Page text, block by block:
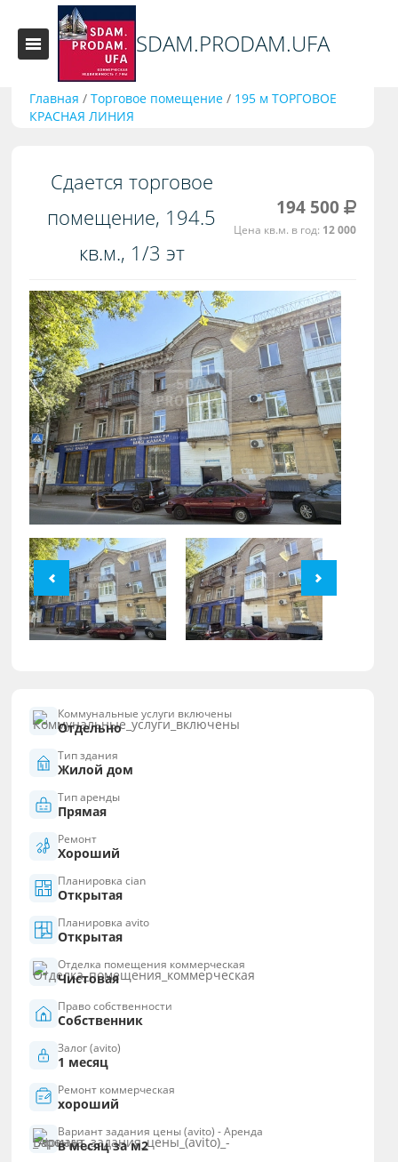
SDAM.PRODAM.UFA
Главная /Торговое помещение / 195 м ТОРГОВОЕ
КРАСНАЯ ЛИНИЯ
Сдается торговое
помещение, 194.5
кв.м., 1/3 эт
194 500
Цена кв.м. в год: 12 000
Коммунальные услуги включены
Отдельно
Тип здания
Жилой дом
Тип аренды
Прямая
Ремонт
Хороший
Планировка cian
Открытая
Планировка avito
Открытая
Отделка помещения коммерческая
Чистовая
Право собственности
Собственник
Залог (avito)
1 месяц
Ремонт коммерческая
хороший
Вариант задания цены (avito) - Аренда
в месяц за м2